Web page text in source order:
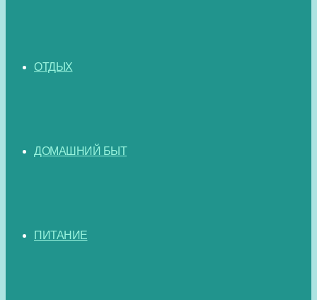
ОТДЫХ
ДОМАШНИЙ БЫТ
ПИТАНИЕ